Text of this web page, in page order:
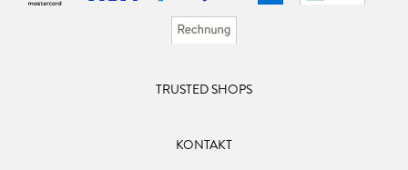
TRUSTED SHOPS
KONTAKT